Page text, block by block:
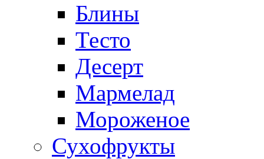
Блины
Тесто
Десерт
Мармелад
Мороженое
Сухофрукты